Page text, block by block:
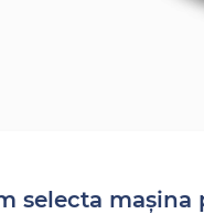
selecta